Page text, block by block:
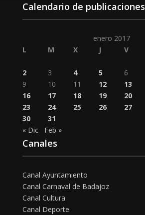
Calendario de publicaciones
enero 2017
L
M X J V
2
3 4 5 6
9
10 11 12 13
16
17 18 19 20
23
24 25 26 27
30
31
« Dic
Feb »
Canales
Canal Ayuntamiento
Canal Carnaval de Badajoz
Canal Cultura
Canal Deporte